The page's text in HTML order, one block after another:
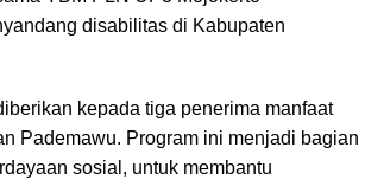
disabilitas di Kabupaten
kepada tiga penerima manfaat
Pademawu. Program ini menjadi bagian
sosial, untuk membantu